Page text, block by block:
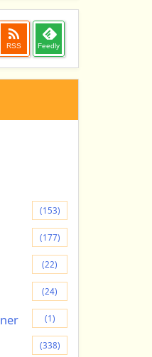

RSS Feedly
(153)
(177)
(22)
(24)
(1)
(338)